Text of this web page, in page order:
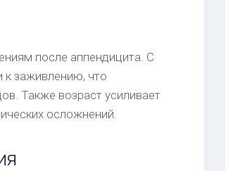
после аппендицита. С
к заживлению, что
Также возраст усиливает
осложнений.